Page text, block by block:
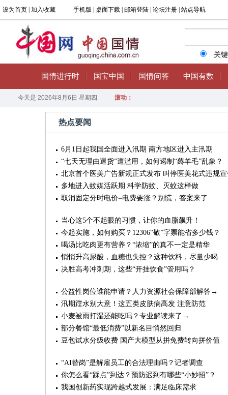
热点要闻
6月1日起我国全面进入汛期 南方地区进入主汛期
“七天无理由退货”遭滥用，如何遏制“薅羊毛”乱象？
北京首个医美广告新规正式发布 叫停医美花式违规
多地进入蚊媒活跃期 科学防蚊、灭蚊这样做
取消固定分时电价=电费要涨？别慌，答案来了
当心这5个不起眼的习惯，让你的血脂飙升！
今起实施，如何购买？12306“敬”字票能省多少钱？
喝汤比吃肉更有营养？“浓缩”的真不一定是精华
悄悄升高尿酸，血糖也失控？这种饮料，尽量少喝
决胜高考冲刺期，这些“开挂饮食”管用吗？
公益性岗位谁能申请？人力资源社会保障部解答→
汛期蹚水别大意！这五类皮肤病高发 注意防范
小麦被雨打湿还能吃吗？专业解读来了→
部分餐馆“最低消费”以新名目悄然回归
豆包试水分级收费 国产大模型从拼免费转向拼价值
“AI替岗”是解雇员工的合法理由吗？记者调查
你怎么看“踩点”到达？预防迟到有哪些“小妙招”？
我国创新药实现跨越式发展：满足临床需求